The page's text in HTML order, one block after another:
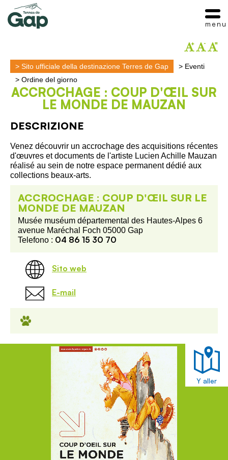
> Sito ufficiale della destinazione Terres de Gap > Eventi
> Ordine del giorno
ACCROCHAGE : COUP D'ŒIL SUR
LE MONDE DE MAUZAN
DESCRIZIONE
Venez découvrir un accrochage des acquisitions récentes
d'œuvres et documents de l'artiste Lucien Achille Mauzan
réalisé au sein de notre espace permanent dédié aux
collections beaux-arts.
ACCROCHAGE : COUP D'ŒIL SUR LE
MONDE DE MAUZAN
Musée muséum départemental des Hautes-Alpes 6
avenue Maréchal Foch 05000 Gap
Telefono : 04 86 15 30 70
Sito web
E-mail
Y aller
menu